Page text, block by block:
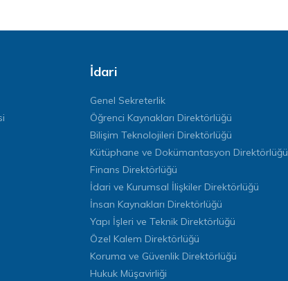
İdari
Genel Sekreterlik
Öğrenci Kaynakları Direktörlüğü
Bilişim Teknolojileri Direktörlüğü
Kütüphane ve Dokümantasyon Direktörlüğü
Finans Direktörlüğü
İdari ve Kurumsal İlişkiler Direktörlüğü
İnsan Kaynakları Direktörlüğü
Yapı İşleri ve Teknik Direktörlüğü
Özel Kalem Direktörlüğü
Koruma ve Güvenlik Direktörlüğü
Hukuk Müşavirliği